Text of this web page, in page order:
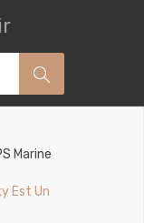
Marine
Est Un